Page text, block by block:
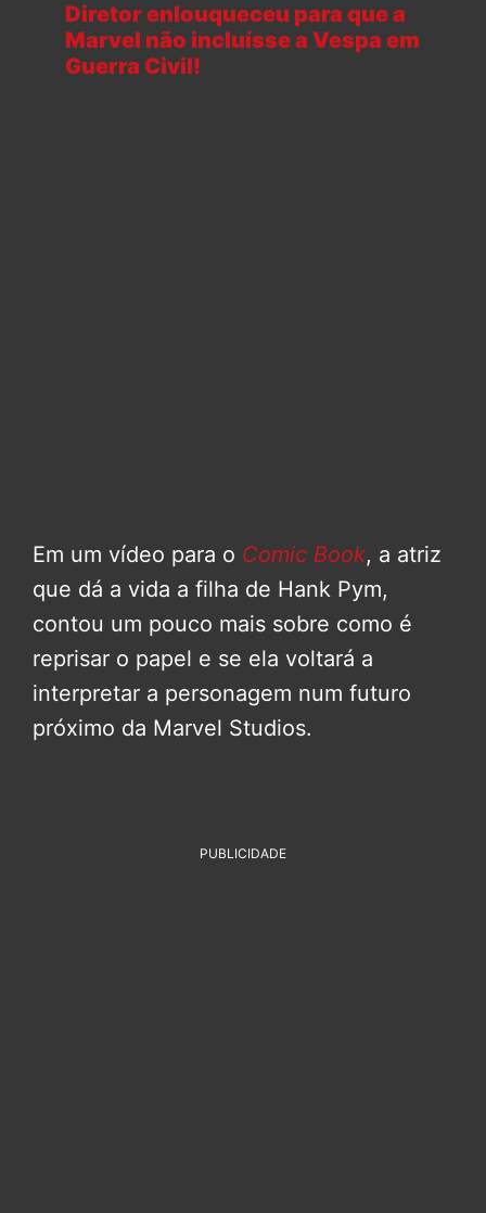
Diretor enlouqueceu para que a
Marvel não incluísse a Vespa em
Guerra Civil!
Em um vídeo para o Comic Book, a atriz
que dá a vida a filha de Hank Pym,
contou um pouco mais sobre como é
reprisar o papel e se ela voltará a
interpretar a personagem num futuro
próximo da Marvel Studios.
PUBLICIDADE